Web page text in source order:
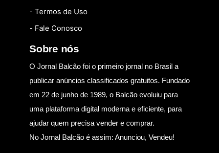
- Termos de Uso
- Fale Conosco
Sobre nós
O Jornal Balcão foi o primeiro jornal no Brasil a
publicar anúncios classificados gratuitos. Fundado
em 22 de junho de 1989, o Balcão evoluiu para
uma plataforma digital moderna e eficiente, para
ajudar quem precisa vender e comprar.
No Jornal Balcão é assim: Anunciou, Vendeu!